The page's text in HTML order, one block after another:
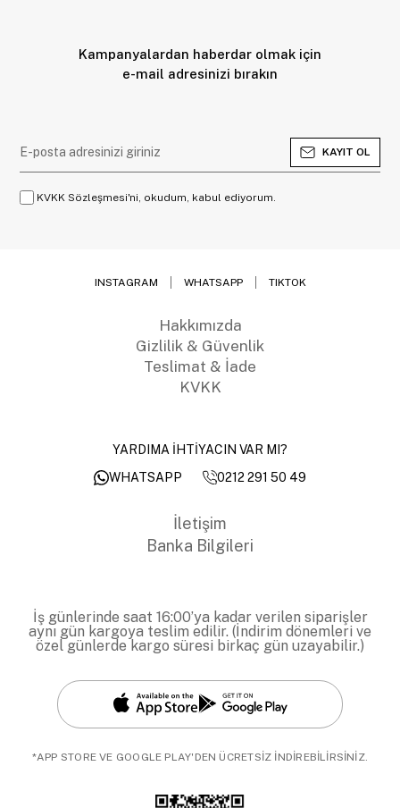
Kampanyalardan haberdar olmak için
e-mail adresinizi bırakın
KAYIT OL
KVKK Sözleşmesi'ni, okudum, kabul ediyorum.
INSTAGRAM WHATSAPP TIKTOK
Hakkımızda
Gizlilik & Güvenlik
Teslimat & İade
KVKK
YARDIMA İHTİYACIN VAR MI?
WHATSAPP
0212 291 50 49
İletişim
Banka Bilgileri
İş günlerinde saat 16:00’ya kadar verilen siparişler
aynı gün kargoya teslim edilir. (İndirim dönemleri ve
özel günlerde kargo süresi birkaç gün uzayabilir.)
*APP STORE VE GOOGLE PLAY'DEN ÜCRETSİZ İNDİREBİLİRSİNİZ.